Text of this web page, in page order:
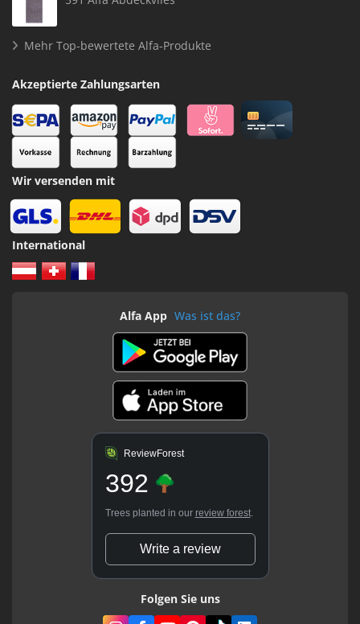
Mehr Top-bewertete Alfa-Produkte
Akzeptierte Zahlungsarten
Wir versenden mit
International
Alfa App Was ist das?
ReviewForest
392
Trees planted in our review forest.
Write a review
Folgen Sie uns